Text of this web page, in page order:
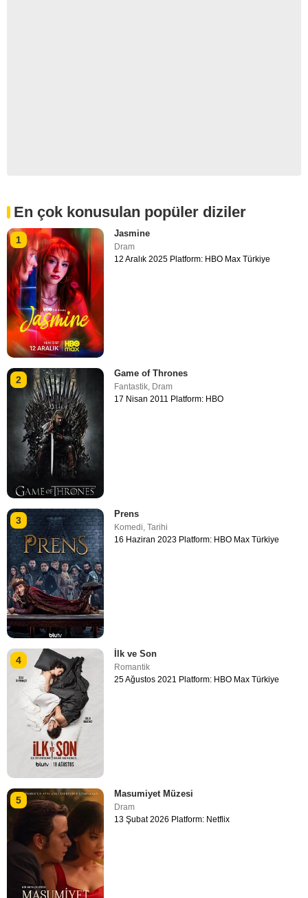
En çok konusulan popüler diziler
1
Jasmine
Dram
12 Aralık 2025 Platform: HBO Max Türkiye
2
Game of Thrones
Fantastik, Dram
17 Nisan 2011 Platform: HBO
3
Prens
Komedi ,Tarihi
16 Haziran 2023 Platform: HBO Max Türkiye
4
İlk ve Son
Romantik
25 Ağustos 2021 Platform: HBO Max Türkiye
5
Masumiyet Müzesi
Dram
13 Şubat 2026 Platform: Netflix